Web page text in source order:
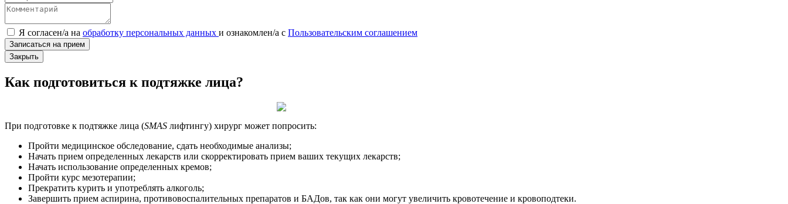
Я согласен/а на обработку персональных данных и ознакомлен/а с Пользовательским соглашением
Записаться на прием
Закрыть
Как подготовиться к подтяжке лица?
При подготовке к подтяжке лица (SMAS лифтингу) хирург может попросить:
Пройти медицинское обследование, сдать необходимые анализы;
Начать прием определенных лекарств или скорректировать прием ваших текущих лекарств;
Начать использование определенных кремов;
Пройти курс мезотерапии;
Прекратить курить и употреблять алкоголь;
Завершить прием аспирина, противовоспалительных препаратов и БАДов, так как они могут увеличить кровотечение и кровоподтеки.